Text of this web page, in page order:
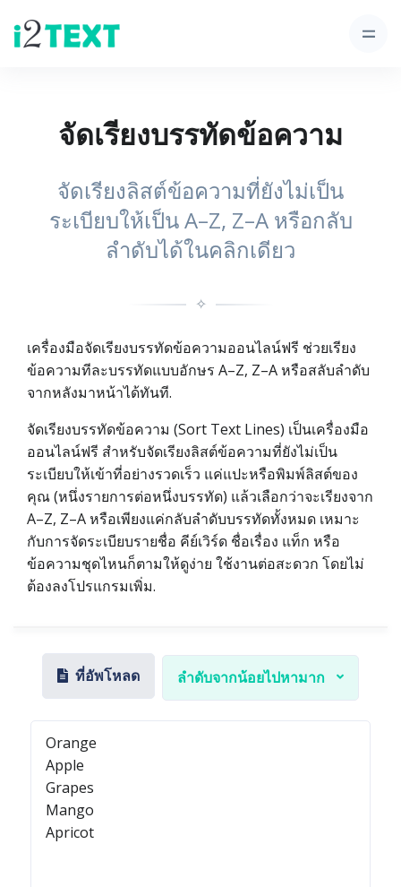
จัดเรียงบรรทัดข้อความ
จัดเรียงลิสต์ข้อความที่ยังไม่เป็น
ระเบียบให้เป็น A–Z, Z–A หรือกลับ
ลำดับได้ในคลิกเดียว
✧
เครื่องมือจัดเรียงบรรทัดข้อความออนไลน์ฟรี ช่วยเรียง
ข้อความทีละบรรทัดแบบอักษร A–Z, Z–A หรือสลับลำดับ
จากหลังมาหน้าได้ทันที.
จัดเรียงบรรทัดข้อความ (Sort Text Lines) เป็นเครื่องมือ
ออนไลน์ฟรี สำหรับจัดเรียงลิสต์ข้อความที่ยังไม่เป็น
ระเบียบให้เข้าที่อย่างรวดเร็ว แค่แปะหรือพิมพ์ลิสต์ของ
คุณ (หนึ่งรายการต่อหนึ่งบรรทัด) แล้วเลือกว่าจะเรียงจาก
A–Z, Z–A หรือเพียงแค่กลับลำดับบรรทัดทั้งหมด เหมาะ
กับการจัดระเบียบรายชื่อ คีย์เวิร์ด ชื่อเรื่อง แท็ก หรือ
ข้อความชุดไหนก็ตามให้ดูง่าย ใช้งานต่อสะดวก โดยไม่
ต้องลงโปรแกรมเพิ่ม.
ที่อัพโหลด ลำดับจากน้อยไปหามาก